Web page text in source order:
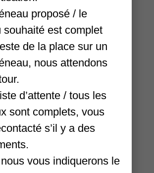
/ BEAUJEU
3 salles situées à Arnas,
le club Vertige
de 500 adhérents sur
créneaux de cours et 9
en accès libre pour les
autonomes.
proposé / le
souhaité est complet
de la place sur un
nous attendons
d’attente / tous les
sont complets, vous
s’il y a des
vous indiquerons le